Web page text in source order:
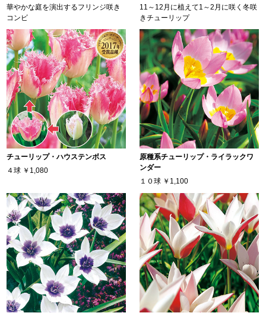
華やかな庭を演出するフリンジ咲き
コンビ
11～12月に植えて1～2月に咲く冬咲
きチューリップ
チューリップ・ハウステンボス
４球 ￥1,080
原種系チューリップ・ライラックワ
ンダー
１０球 ￥1,100